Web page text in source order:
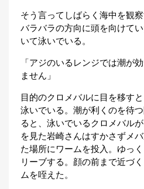
そう言ってしばらく海中を観
バラバラの方向に頭を向けて
いて泳いでいる。
「アジのいるレンジでは潮が
ません」
目的のクロメバルに目を移す
泳いでいる。潮が利くのを待
ると、泳いでいるクロメバル
を見た岩崎さんはすかさずメ
た場所にワームを投入。ゆっ
リーブする。顔の前まで近づ
ムを咥えた。